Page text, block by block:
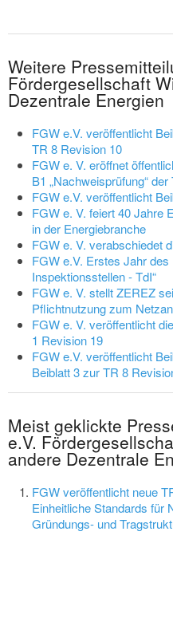
Weitere
Fördergesellschaft
Dezentrale Energien
FGW e.V. veröffentlicht
TR 8 Revision 10
FGW e. V. eröffnet
B1 „Nachweisprüfung“ der
FGW e.V. veröffentlicht
FGW e. V. feiert 40 Jahre
in der Energiebranche
FGW e. V. verabschiedet
FGW e.V. Erstes Jahr des
Inspektionsstellen - TdI“
FGW e. V. stellt ZEREZ
Pflichtnutzung zum
FGW e. V. veröffentlicht
1 Revision 19
FGW e.V. veröffentlicht
Beiblatt 3 zur TR 8
Meist geklickte
e.V.
andere Dezentrale
FGW veröffentlicht neue
Einheitliche Standards für
Gründungs- und